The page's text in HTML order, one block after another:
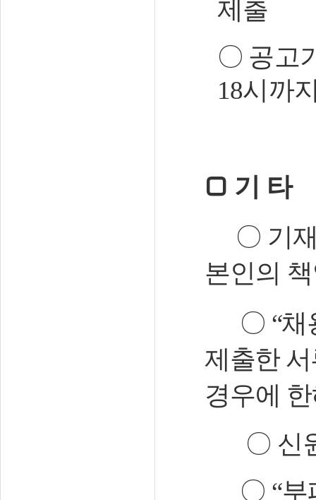
제출
〇 공고
18시까
□ 기 타
〇 기
본인의
〇 “채
제출한
경우에
〇 신
〇 “부